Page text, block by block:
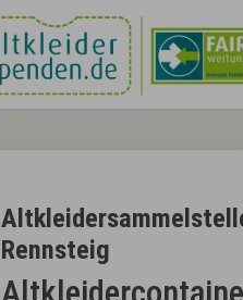
Rennsteig